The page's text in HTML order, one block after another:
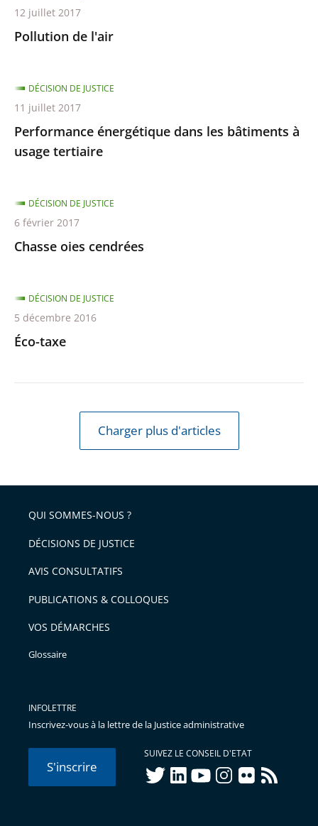
Pollution de l'air
12 juillet 2017
Performance énergétique dans les bâtiments à
usage tertiaire
DÉCISION DE JUSTICE
11 juillet 2017
Chasse oies cendrées
DÉCISION DE JUSTICE
6 février 2017
Éco-taxe
DÉCISION DE JUSTICE
5 décembre 2016
Charger plus d'articles
QUI SOMMES-NOUS ?
DÉCISIONS DE JUSTICE
AVIS CONSULTATIFS
PUBLICATIONS & COLLOQUES
VOS DÉMARCHES
Glossaire
INFOLETTRE
Inscrivez-vous à la lettre de la Justice administrative
S'inscrire
SUIVEZ LE CONSEIL D'ETAT
twitterlinkedInyoutubeinstagram
flickr rss